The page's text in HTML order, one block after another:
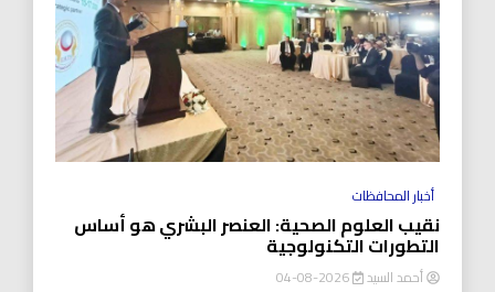
أخبار المحافظات
نقيب العلوم الصحية: العنصر البشري هو أساس
التطورات التكنولوجية
أحمد السيد 2026-08-04